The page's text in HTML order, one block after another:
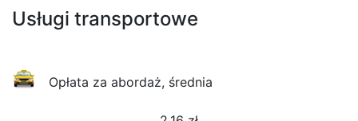
Usługi transportowe
Opłata za abordaż, średnia